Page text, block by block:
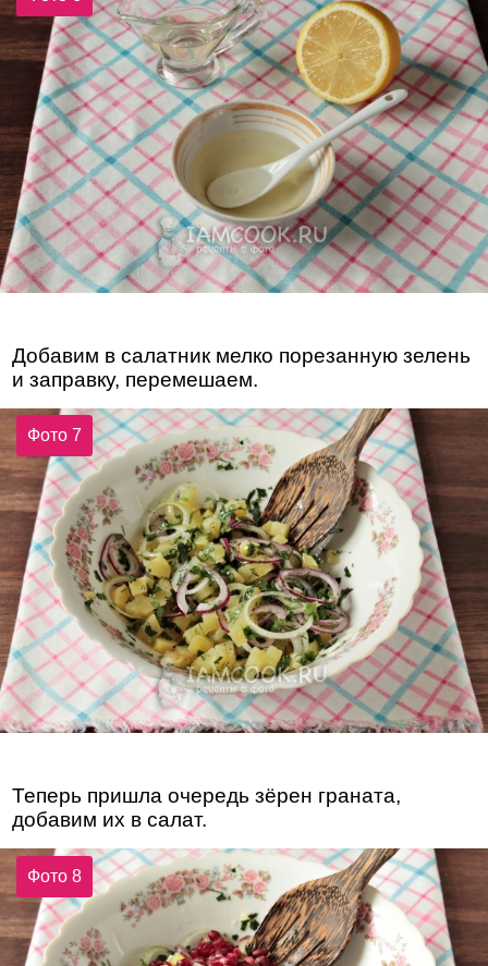
Добавим в салатник мелко порезанную зелень
и заправку, перемешаем.
Фото 7
Теперь пришла очередь зёрен граната,
добавим их в салат.
Фото 8